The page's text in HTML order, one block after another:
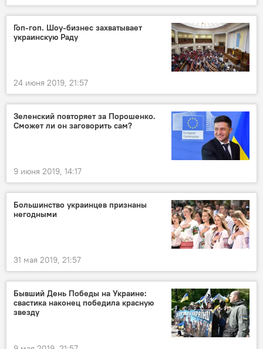
Гоп-гоп. Шоу-бизнес захватывает
украинскую Раду
24 июня 2019, 21:57
Зеленский повторяет за Порошенко.
Сможет ли он заговорить сам?
9 июня 2019, 14:17
Большинство украинцев признаны
негодными
31 мая 2019, 21:57
Бывший День Победы на Украине:
свастика наконец победила красную
звезду